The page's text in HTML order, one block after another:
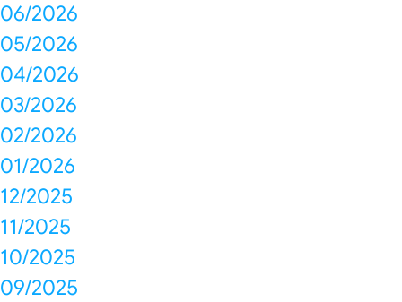
06/2026
05/2026
04/2026
03/2026
02/2026
01/2026
12/2025
11/2025
10/2025
09/2025